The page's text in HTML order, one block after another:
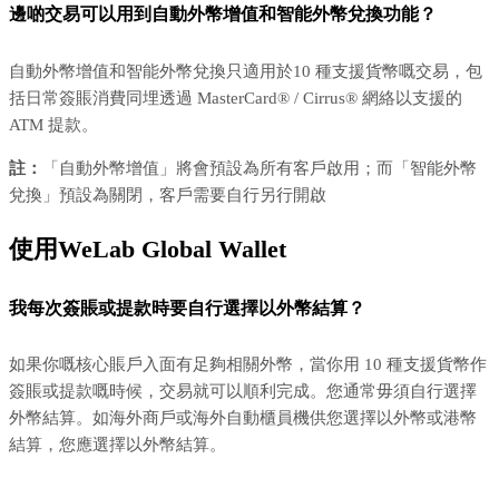
邊啲交易可以用到自動外幣增值和智能外幣兌換功能？
自動外幣增值和智能外幣兌換只適用於10 種支援貨幣嘅交易，包
括日常簽賬消費同埋透過 MasterCard® / Cirrus® 網絡以支援的
ATM 提款。
註：
「自動外幣增值」將會預設為所有客戶啟用；而「智能外幣
兌換」預設為關閉，客戶需要自行另行開啟
使用WeLab Global Wallet
我每次簽賬或提款時要自行選擇以外幣結算？
如果你嘅核心賬戶入面有足夠相關外幣，當你用 10 種支援貨幣作
簽賬或提款嘅時候，交易就可以順利完成。您通常毋須自行選擇
外幣結算。如海外商戶或海外自動櫃員機供您選擇以外幣或港幣
結算，您應選擇以外幣結算。